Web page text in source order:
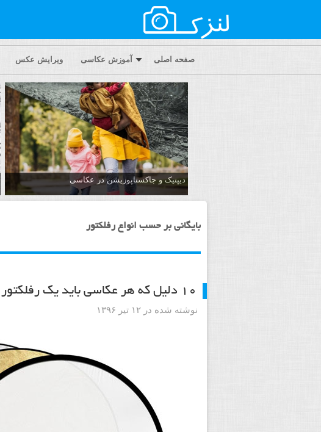
صفحه اصلی آموزش عکاسی ویرایش عکس
دیپتیک و جاکستا‌پوزیشن در عکاسی
بایگانی بر حسب انواع رفلکتور
۱۰ دلیل که هر عکاسی باید یک رفلکتور ۵ کاره داشته باشد
نوشته شده در ۱۲ تیر ۱۳۹۶